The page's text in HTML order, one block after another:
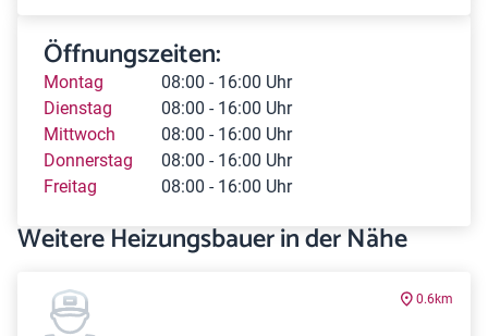
Öffnungszeiten:
Montag
08:00 - 16:00 Uhr
Dienstag
08:00 - 16:00 Uhr
Mittwoch
08:00 - 16:00 Uhr
Donnerstag
08:00 - 16:00 Uhr
Freitag
08:00 - 16:00 Uhr
Weitere Heizungsbauer in der Nähe
0.6km